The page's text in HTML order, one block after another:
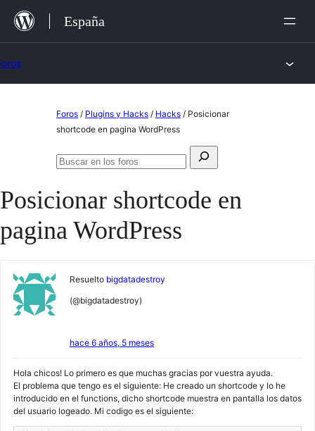
Saltar
España
Foros / Plugins y Hacks / Hacks / Posicionar
shortcode en pagina WordPress
Buscar:
Buscar
foros
Posicionar shortcode en
pagina WordPress
Resuelto bigdatadestroy
(@bigdatadestroy)
hace 6 años, 5 meses
Hola chicos! Lo primero es que muchas gracias por vuestra ayuda.
El problema que tengo es el siguiente: He creado un shortcode y lo he
introducido en el functions, dicho shortcode muestra en pantalla los datos
del usuario logeado. Mi codigo es el siguiente: